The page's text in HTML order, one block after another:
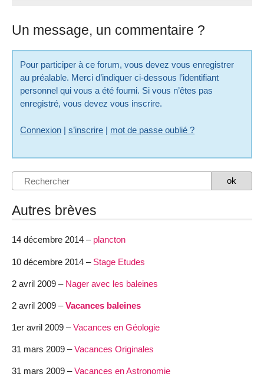
Un message, un commentaire ?
Pour participer à ce forum, vous devez vous enregistrer
au préalable. Merci d’indiquer ci-dessous l’identifiant
personnel qui vous a été fourni. Si vous n’êtes pas
enregistré, vous devez vous inscrire.
Connexion |s’inscrire | mot de passe oublié ?
Autres brèves
14 décembre 2014 – plancton
10 décembre 2014 – Stage Etudes
2 avril 2009 – Nager avec les baleines
2 avril 2009 –Vacances baleines
1er avril 2009 –Vacances en Géologie
31 mars 2009 –Vacances Originales
31 mars 2009 –Vacances en Astronomie